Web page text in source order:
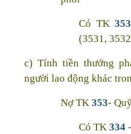
Có TK353
(3531,
c) Tính tiền thưởng
người lao động khác
Nợ TK 353-
Có TK 334